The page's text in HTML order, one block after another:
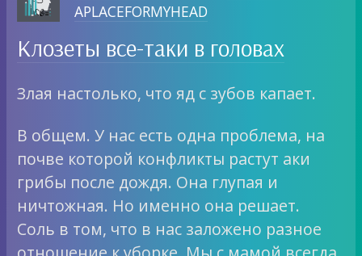
APLACEFORMYHEAD
Клозеты все-таки в головах
Злая настолько, что яд с зубов капает.
В общем. У нас есть одна проблема, на
почве которой конфликты растут аки
грибы после дождя. Она глупая и
ничтожная. Но именно она решает.
Соль в том, что в нас заложено разное